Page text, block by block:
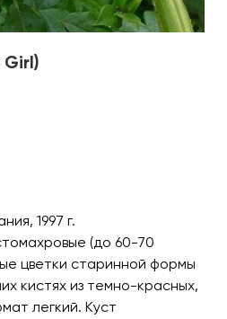
Girl)
1997 г.
(до 60-70
цветки старинной формы
кистях из темно-красных,
легкий. Куст